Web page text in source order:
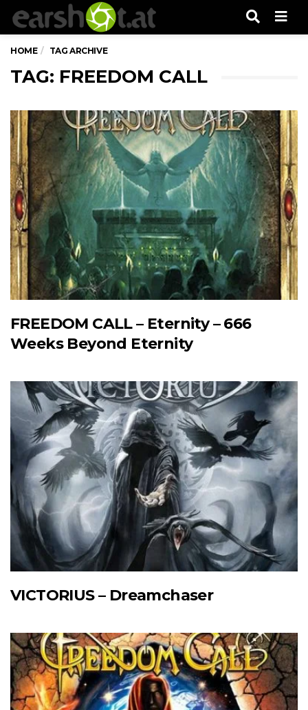
HOME TAG ARCHIVE
TAG: FREEDOM CALL
FREEDOM CALL – Eternity – 666
Weeks Beyond Eternity
VICTORIUS – Dreamchaser